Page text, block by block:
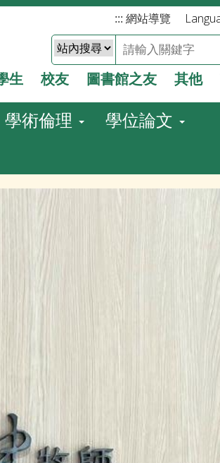
::: 網站導覽
生 校友 圖書館之友 其他
學術倫理 學位論文